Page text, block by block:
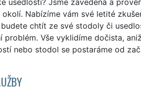
Nabízíme vám své letité
chtít ze své stodoly či
problém. Vše vyklidíme dočista,
nebo stodol se postaráme od